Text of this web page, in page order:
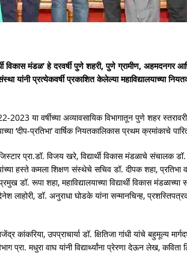
विकास मंडळ’ हे दरवर्षी पुणे शहरी, पुणे ग्रामीण, अहमदनगर
यांनी प्रत्येकवर्षी प्रकाशित केलेल्या महाविद्यालयाच्या
2023 या वर्षीच्या अव्यावसायिक विभागातून पुणे शहर
‘दीप-प्रतिभा’ वार्षिक नियतकालिकास प्रथम क्रमांकाचे
प्रा.डॉ. विजय खरे, विद्यार्थी विकास मंडळाचे संचालक
हस्ते कमला शिक्षण संस्थेचे सचिव डॉ. दीपक शहा,
डॉ. रूपा शहा, महाविद्यालयाच्या विद्यार्थी विकास
लाहोरी, डॉ. अनुराधा घोडके यांना सन्मानचिन्ह,
कांकरिया, उपप्राचार्या डॉ. क्षितिजा गांधी यांचे बहुमूल्य
प्रा. मधुरा वाघ यांनी विद्यार्थ्यांना प्रेरणा देऊन लेख, कविता